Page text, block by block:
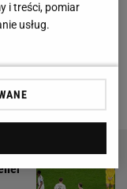
pod wideo
cole tylko po to,
padło:
i treści, pomiar
usług.